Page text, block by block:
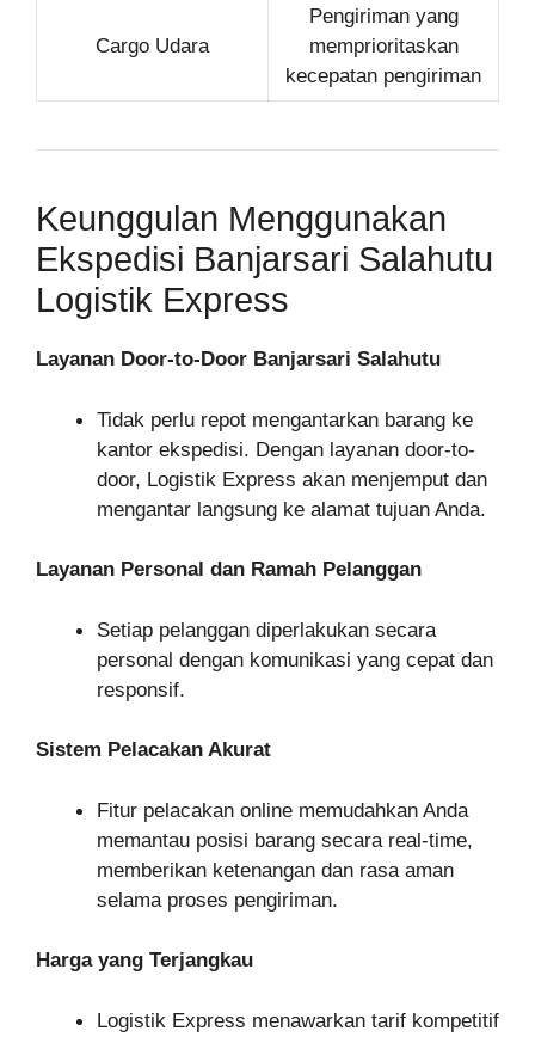
Cargo Udara
Pengiriman yang
memprioritaskan
kecepatan pengiriman
Keunggulan Menggunakan
Ekspedisi Banjarsari Salahutu
Logistik Express
Layanan Door-to-Door Banjarsari Salahutu
Tidak perlu repot mengantarkan barang ke
kantor ekspedisi. Dengan layanan door-to-
door, Logistik Express akan menjemput dan
mengantar langsung ke alamat tujuan Anda.
Layanan Personal dan Ramah Pelanggan
Setiap pelanggan diperlakukan secara
personal dengan komunikasi yang cepat dan
responsif.
Sistem Pelacakan Akurat
Fitur pelacakan online memudahkan Anda
memantau posisi barang secara real-time,
memberikan ketenangan dan rasa aman
selama proses pengiriman.
Harga yang Terjangkau
Logistik Express menawarkan tarif kompetitif